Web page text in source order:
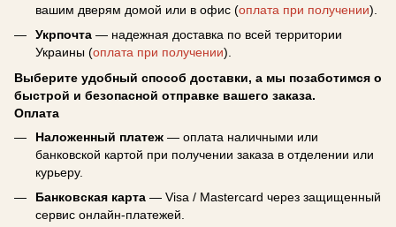
вашим дверям домой или в офис (оплата при получении).
Укрпочта — надежная доставка по всей территории
Украины (оплата при получении).
Выберите удобный способ доставки, а мы позаботимся о
быстрой и безопасной отправке вашего заказа.
Оплата
Наложенный платеж — оплата наличными или
банковской картой при получении заказа в отделении или
курьеру.
Банковская карта — Visa / Mastercard через защищенный
сервис онлайн-платежей.